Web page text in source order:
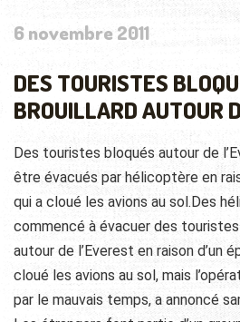
6 novembre 2011
DES TOURISTES
BROUILLARD AUTOUR
Des touristes bloqués autour de
être évacués par hélicoptère en
qui a cloué les avions au sol.Des
commencé à évacuer des
autour de l’Everest en raison d’un
cloué les avions au sol, mais
par le mauvais temps, a annoncé